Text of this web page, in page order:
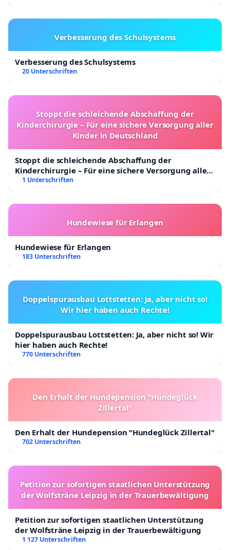
Verbesserung des Schulsystems
Verbesserung des Schulsystems
20 Unterschriften
Stoppt die schleichende Abschaffung der
Kinderchirurgie – Für eine sichere Versorgung aller
Kinder in Deutschland
Stoppt die schleichende Abschaffung der
Kinderchirurgie – Für eine sichere Versorgung aller
Kinder in Deutschland
1 Unterschriften
Hundewiese für Erlangen
Hundewiese für Erlangen
183 Unterschriften
Doppelspurausbau Lottstetten: Ja, aber nicht so!
Wir hier haben auch Rechte!
Doppelspurausbau Lottstetten: Ja, aber nicht so! Wir
hier haben auch Rechte!
770 Unterschriften
Den Erhalt der Hundepension "Hundeglück
Zillertal"
Den Erhalt der Hundepension "Hundeglück Zillertal"
702 Unterschriften
Petition zur sofortigen staatlichen Unterstützung
der Wolfsträne Leipzig in der Trauerbewältigung
Petition zur sofortigen staatlichen Unterstützung
der Wolfsträne Leipzig in der Trauerbewältigung
1 127 Unterschriften